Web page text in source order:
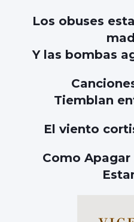
Los obuses
Y las bombas
Tiemblan
El viento
Como